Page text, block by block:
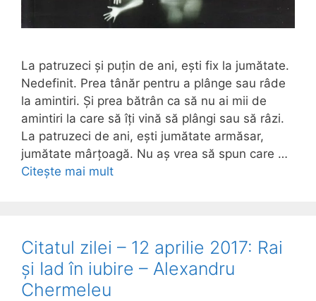
La patruzeci și puțin de ani, ești fix la jumătate.
Nedefinit. Prea tânăr pentru a plânge sau râde
la amintiri. Și prea bătrân ca să nu ai mii de
amintiri la care să îți vină să plângi sau să râzi.
La patruzeci de ani, ești jumătate armăsar,
jumătate mârțoagă. Nu aș vrea să spun care …
Citește mai mult
Citatul zilei – 12 aprilie 2017: Rai
și Iad în iubire – Alexandru
Chermeleu